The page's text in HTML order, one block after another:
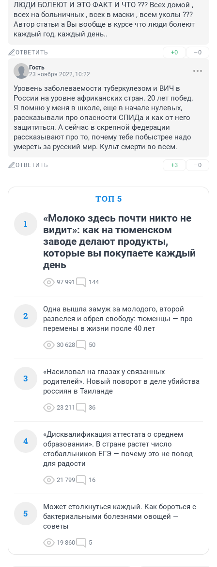
ЛЮДИ БОЛЕЮТ И ЭТО ФАКТ И ЧТО ??? Всех домой ,
всех на больничных , всех в маски , всем уколы ???
Автор статьи а Вы вообще в курсе что люди болеют
каждый год, каждый день..
ОТВЕТИТЬ +0 –0
Гость
23 ноября 2022, 10:22
Уровень заболеваемости туберкулезом и ВИЧ в
России на уровне африканских стран. 20 лет побед.
Я помню у меня в школе, еще в начале нулевых,
рассказывали про опасности СПИДа и как от него
защититься. А сейчас в скрепной федерации
рассказывают про то, почему тебе побыстрее надо
умереть за русский мир. Культ смерти во всем.
ОТВЕТИТЬ +3 –0
ТОП 5
1
«Молоко здесь почти никто не
видит»: как на тюменском
заводе делают продукты,
которые вы покупаете каждый
день
97 991 144
2
Одна вышла замуж за молодого, второй
развелся и обрел свободу: тюменцы — про
перемены в жизни после 40 лет
30 628 50
3
«Насиловал на глазах у связанных
родителей». Новый поворот в деле убийства
россиян в Таиланде
23 211 36
4
«Дисквалификация аттестата о среднем
образовании». В стране растет число
стобалльников ЕГЭ — почему это не повод
для радости
21 799 16
5
Может столкнуться каждый. Как бороться с
бактериальными болезнями овощей —
советы
19 860 5